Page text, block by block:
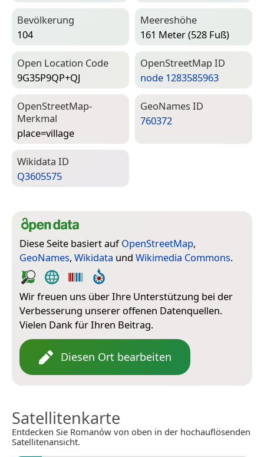
Bevölkerung
104
Meereshöhe
161 Meter (528 Fuß)
Open Location Code
9G35P9QP+QJ
Open­Street­Map ID
node 1283585963
Open­Street­Map-
Merkmal
place=­village
Geo­Names ID
760372
Wiki­data ID
Q3605575
Diese Seite basiert aufOpenStreetMap,
GeoNames, Wikidata und Wikimedia Commons.
Wir freuen uns über Ihre Unterstützung bei der
Verbesserung unserer offenen Datenquellen.
Vielen Dank für Ihren Beitrag.
Diesen Ort bearbeiten
Satellitenkarte
Entdecken Sie Romanów von oben in der hochauflösenden
Satellitenansicht.